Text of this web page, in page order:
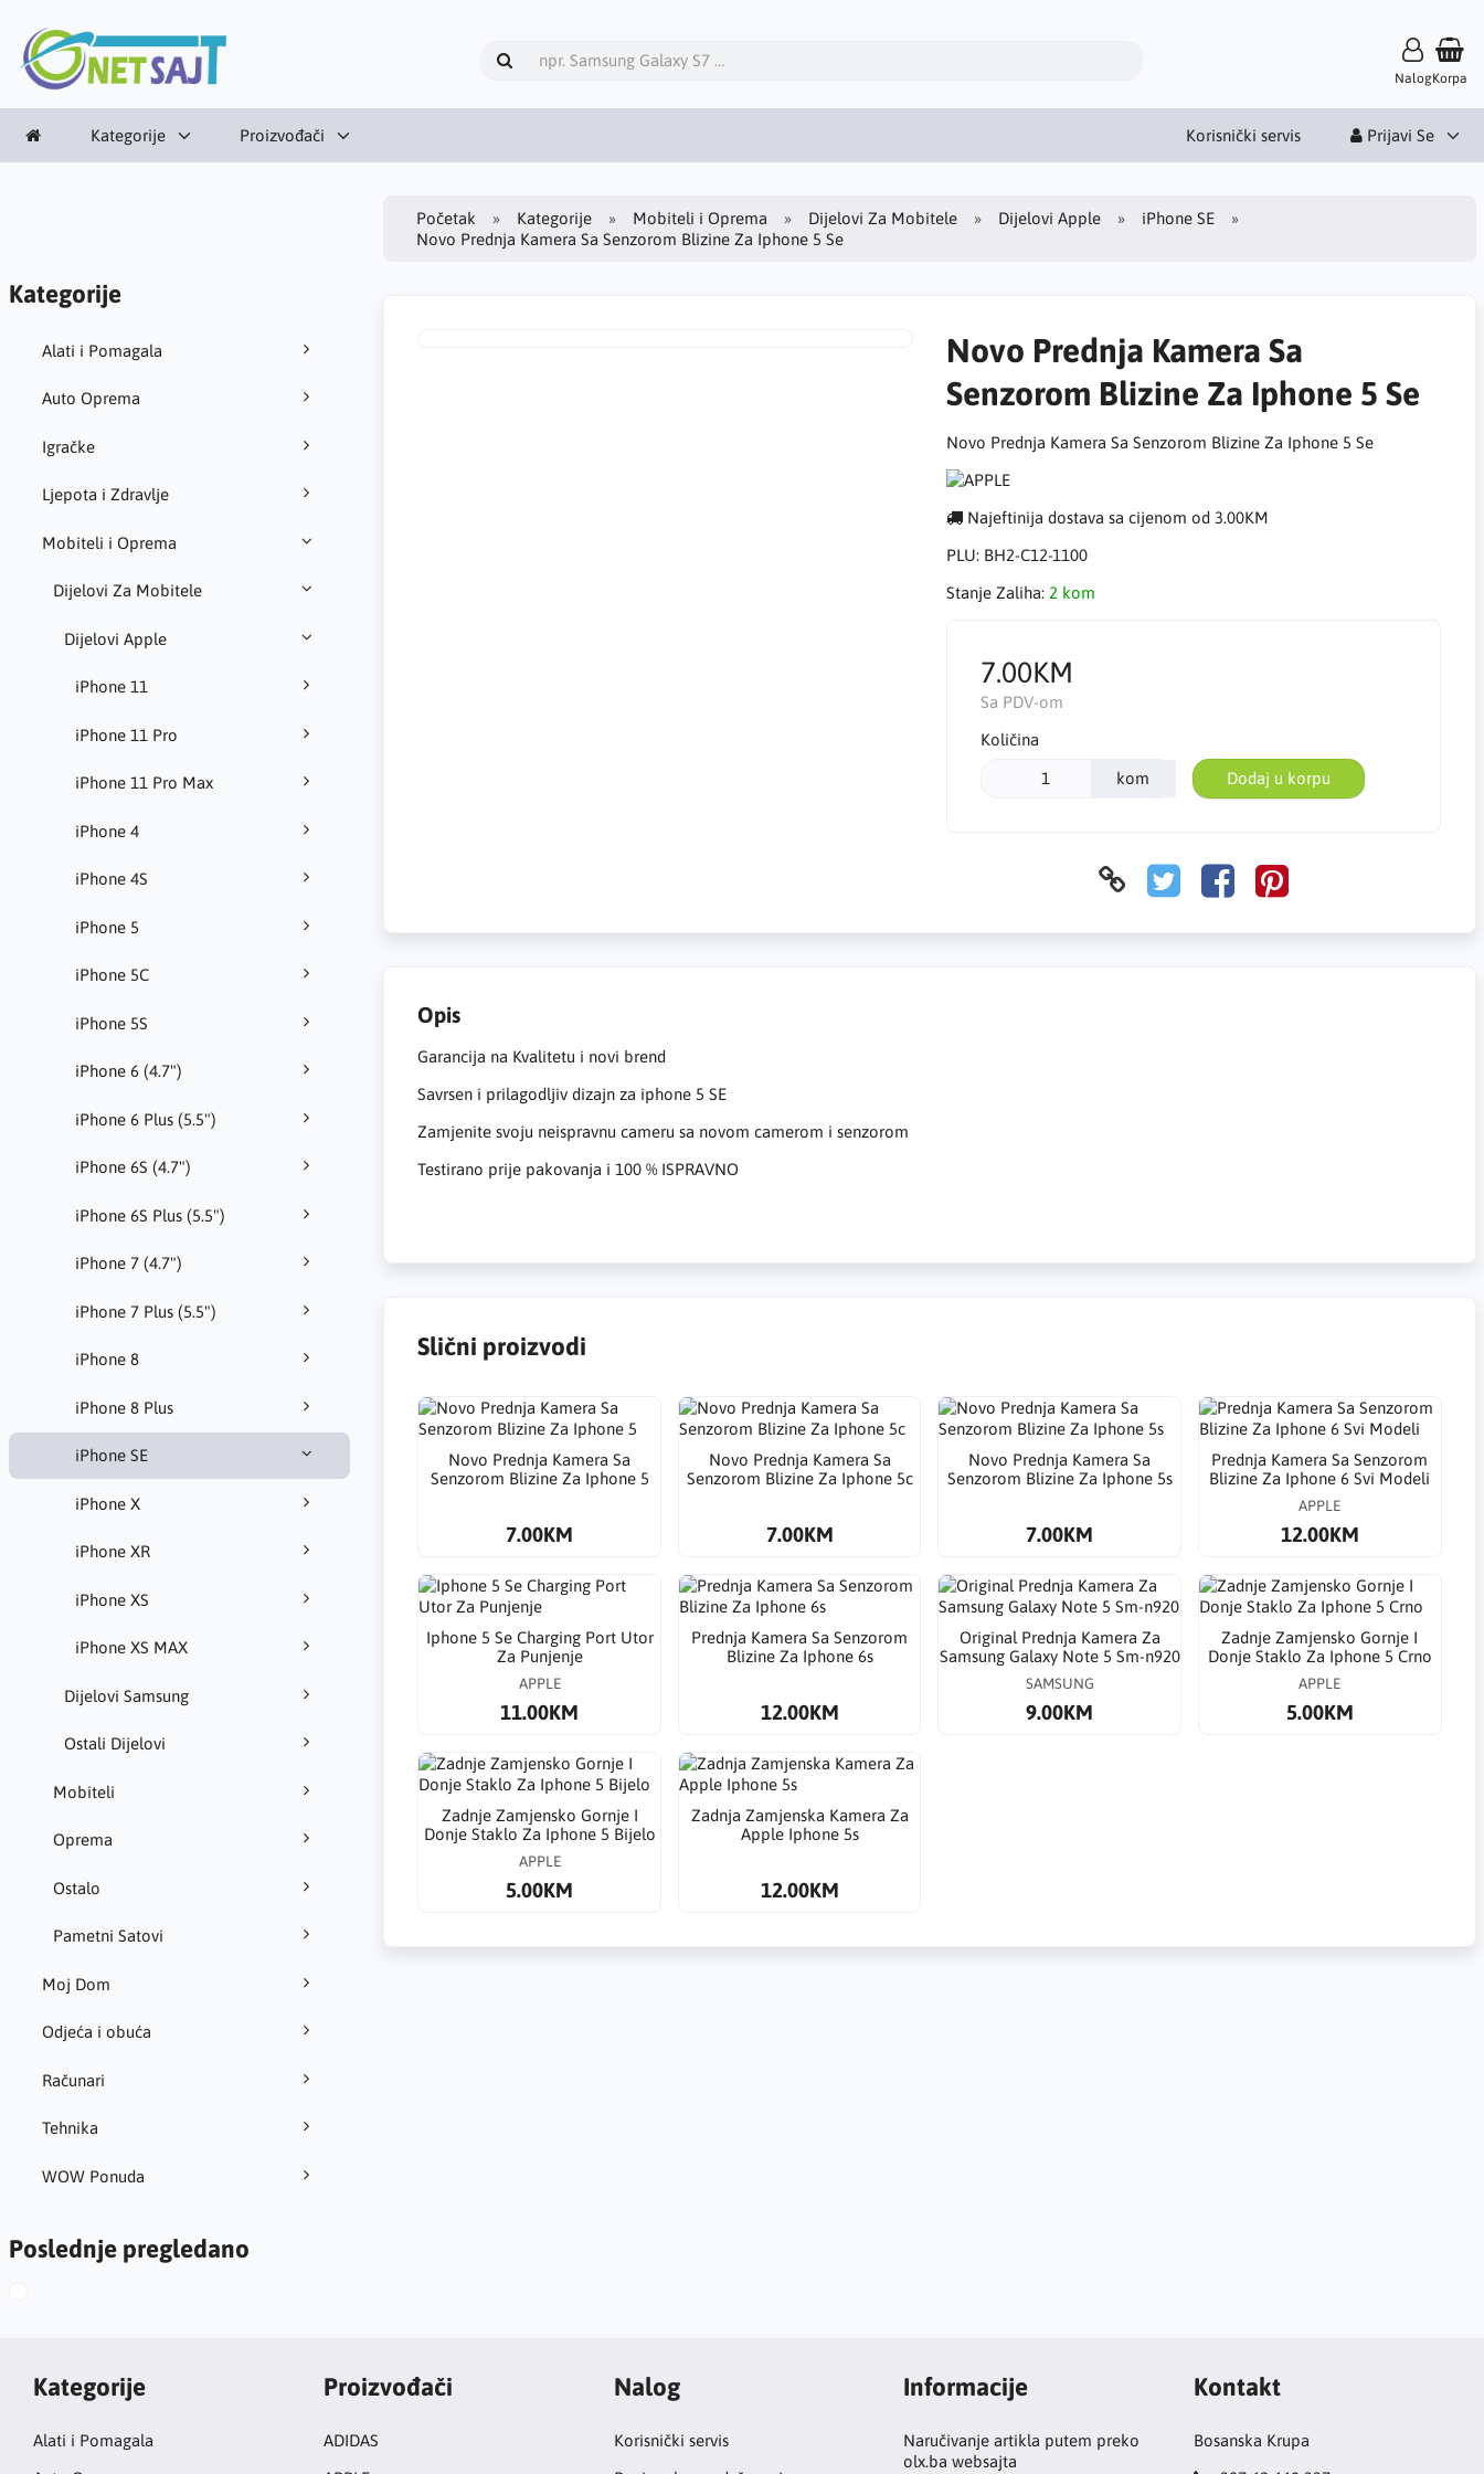
NalogKorpa
Kategorije Proizvođači Korisnički servis Prijavi Se
Kategorije
Alati i Pomagala
Auto Oprema
Igračke
Ljepota i Zdravlje
Mobiteli i Oprema
Dijelovi Za Mobitele
Dijelovi Apple
iPhone 11
iPhone 11 Pro
iPhone 11 Pro Max
iPhone 4
iPhone 4S
iPhone 5
iPhone 5C
iPhone 5S
iPhone 6 (4.7")
iPhone 6 Plus (5.5")
iPhone 6S (4.7")
iPhone 6S Plus (5.5")
iPhone 7 (4.7")
iPhone 7 Plus (5.5")
iPhone 8
iPhone 8 Plus
iPhone SE
iPhone X
iPhone XR
iPhone XS
iPhone XS MAX
Dijelovi Samsung
Ostali Dijelovi
Mobiteli
Oprema
Ostalo
Pametni Satovi
Moj Dom
Odjeća i obuća
Računari
Tehnika
WOW Ponuda
Poslednje pregledano
Početak Kategorije Mobiteli i Oprema Dijelovi Za Mobitele Dijelovi Apple
iPhone SE
Novo Prednja Kamera Sa Senzorom Blizine Za Iphone 5 Se
Novo Prednja Kamera Sa
Senzorom Blizine Za Iphone 5 Se
Novo Prednja Kamera Sa Senzorom Blizine Za Iphone 5 Se
Najeftinija dostava sa cijenom od 3.00KM
PLU: BH2-C12-1100
Stanje Zaliha: 2 kom
7.00KM
Sa PDV-om
Količina
kom Dodaj u korpu
Opis
Garancija na Kvalitetu i novi brend
Savrsen i prilagodljiv dizajn za iphone 5 SE
Zamjenite svoju neispravnu cameru sa novom camerom i senzorom
Testirano prije pakovanja i 100 % ISPRAVNO
Slični proizvodi
Novo Prednja Kamera Sa
Senzorom Blizine Za Iphone 5
7.00KM
Novo Prednja Kamera Sa
Senzorom Blizine Za Iphone 5c
7.00KM
Novo Prednja Kamera Sa
Senzorom Blizine Za Iphone 5s
7.00KM
Prednja Kamera Sa Senzorom
Blizine Za Iphone 6 Svi Modeli
APPLE
12.00KM
Iphone 5 Se Charging Port Utor
Za Punjenje
APPLE
11.00KM
Prednja Kamera Sa Senzorom
Blizine Za Iphone 6s
12.00KM
Original Prednja Kamera Za
Samsung Galaxy Note 5 Sm-n920
SAMSUNG
9.00KM
Zadnje Zamjensko Gornje I
Donje Staklo Za Iphone 5 Crno
APPLE
5.00KM
Zadnje Zamjensko Gornje I
Donje Staklo Za Iphone 5 Bijelo
APPLE
5.00KM
Zadnja Zamjenska Kamera Za
Apple Iphone 5s
12.00KM
Kategorije
Alati i Pomagala
Proizvođači
ADIDAS
Nalog
Korisnički servis
Informacije
Naručivanje artikla putem preko
olx.ba websajta
Kontakt
Bosanska Krupa